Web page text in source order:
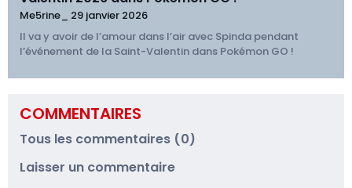
Me5rine_ 29 janvier 2026
Il va y avoir de l’amour dans l’air avec Spinda pendant
l’événement de la Saint-Valentin dans Pokémon GO !
COMMENTAIRES
Tous les commentaires (0)
Laisser un commentaire